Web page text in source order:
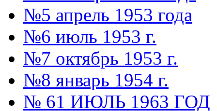
№5 апрель 1953 года
№6 июль 1953 г.
№7 октябрь 1953 г.
№8 январь 1954 г.
№ 61 ИЮЛЬ 1963 ГОД